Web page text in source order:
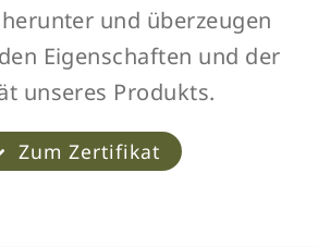
und überzeugen
Eigenschaften und der
unseres Produkts.
Zum Zertifikat